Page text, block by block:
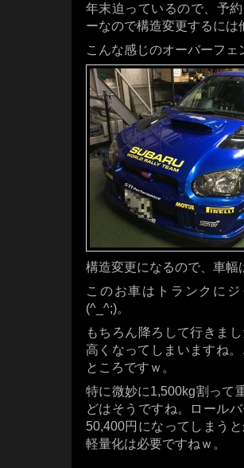
年末迫っているので、予
ーなので構造変更するに
こんな感じのオーバーフ
構造変更になるので、車
このお車はトランクに
(^_^;)。
もちろん降ろして行きま
高くなってしまいますね
ところですｗ。
特に微妙に1,500kg割って
どはそうですね。ロール
50,400円になってしまう
軽量化は必要ですねｗ。